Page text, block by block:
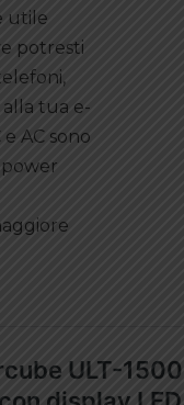
utile
potresti
alla tua e-
AC sono